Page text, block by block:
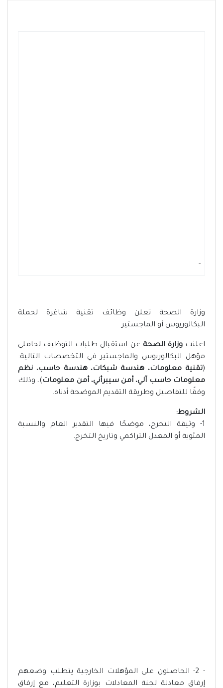
-
وزارة الصحة تعلن وظائف تقنية شاغرة لحملة
البكالوريوس أو الماجستير
اعلنتوزارة الصحة عن استقبال طلبات التوظيف لحاملي
مؤهل البكالوريوس والماجستير في التخصصات التالية:
(تقنية معلومات، هندسة شبكات، هندسة حاسب، نظم
معلومات حاسب آلي، أمن سيبرأني، أمن معلومات)، وذلك
وفقًا للتفاصيل وطريقة التقديم الموضحة أدناه.
الشروط:
1- وثيقة التخرج، موضحًا فيها التقدير العام والنسبة
المئوية أو المعدل التراكمي وتاريخ التخرج.
- 2- الحاصلون على المؤهلات الخارجية يتطلب وضعهم
إرفاق معادلة لجنة المعادلات بوزارة التعليم، مع إرفاق